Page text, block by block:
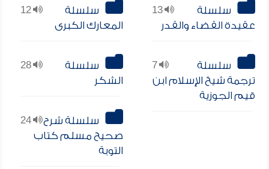
13
سلسلة
عقيدة القضاء والقدر
12
سلسلة
المعارك الكبرى
7
سلسلة
ترجمة شيخ الإسلام ابن
قيم الجوزية
28
سلسلة
الشكر
24
سلسلة شرح
صحيح مسلم كتاب
التوبة